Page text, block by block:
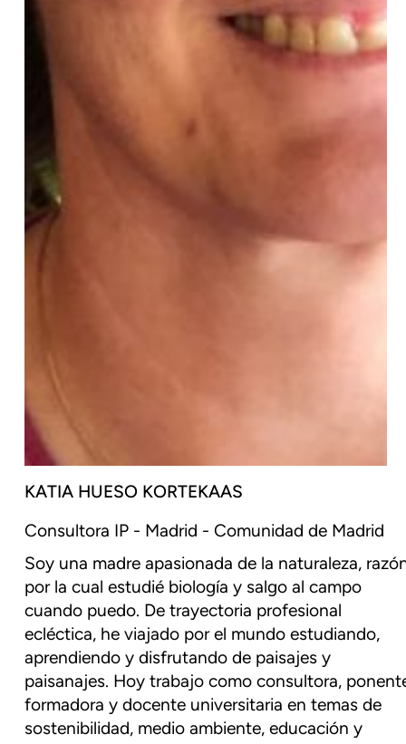
KATIA HUESO KORTEKAAS
Consultora IP - Madrid - Comunidad de Madrid
Soy una madre apasionada de la naturaleza,
por la cual estudié biología y salgo al campo
cuando puedo. De trayectoria profesional
ecléctica, he viajado por el mundo estudiando,
aprendiendo y disfrutando de paisajes y
paisanajes. Hoy trabajo como consultora,
formadora y docente universitaria en temas de
sostenibilidad, medio ambiente, educación y